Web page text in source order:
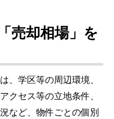
売却相場」を
、学区等の周辺環境、
クセス等の立地条件、
など、物件ごとの個別